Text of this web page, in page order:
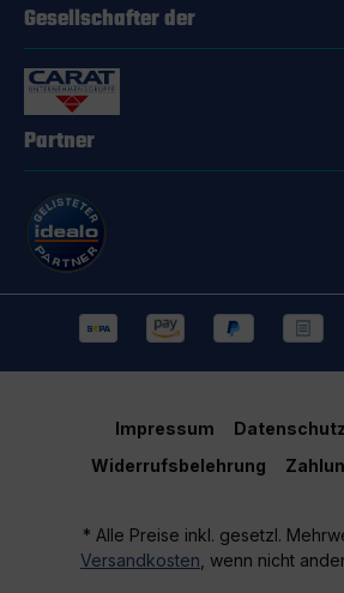
Gesellschafter der
Partner
Impressum Datenschutz
Widerrufsbelehrung
* Alle Preise inkl. gesetzl.
Versandkosten , wenn nicht